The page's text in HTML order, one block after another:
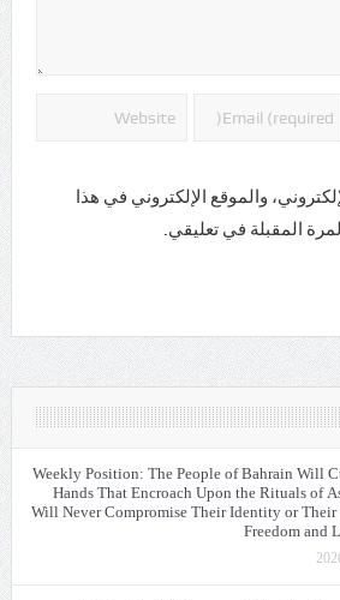
والموقع الإلكتروني في هذا
المقبلة في تعليقي.
Weekly Position: The People of Bahrain Will
Hands That Encroach Upon the Rituals of
Will Never Compromise Their Identity or
Freedom and